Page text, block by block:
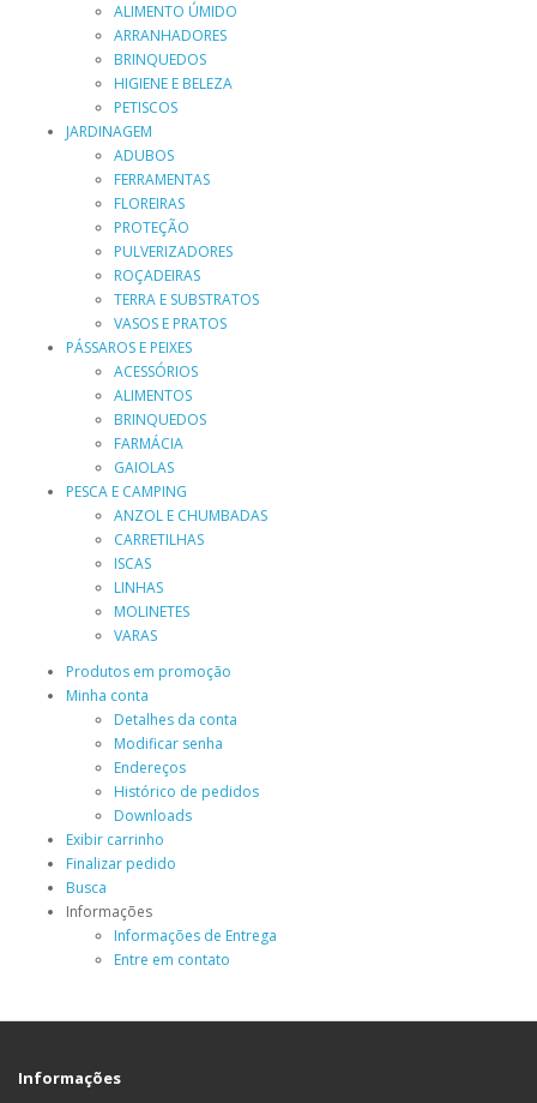
ALIMENTO ÚMIDO
ARRANHADORES
BRINQUEDOS
HIGIENE E BELEZA
PETISCOS
JARDINAGEM
ADUBOS
FERRAMENTAS
FLOREIRAS
PROTEÇÃO
PULVERIZADORES
ROÇADEIRAS
TERRA E SUBSTRATOS
VASOS E PRATOS
PÁSSAROS E PEIXES
ACESSÓRIOS
ALIMENTOS
BRINQUEDOS
FARMÁCIA
GAIOLAS
PESCA E CAMPING
ANZOL E CHUMBADAS
CARRETILHAS
ISCAS
LINHAS
MOLINETES
VARAS
Produtos em promoção
Minha conta
Detalhes da conta
Modificar senha
Endereços
Histórico de pedidos
Downloads
Exibir carrinho
Finalizar pedido
Busca
Informações
Informações de Entrega
Entre em contato
Informações